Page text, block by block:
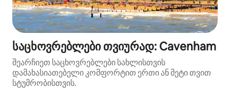
საცხოვრებლები თვიურად: Cavenham
შეარჩიეთ საცხოვრებლები სახლისთვის
დამახასიათებელი კომფორტით ერთი ან მეტი თვით
სტუმრობისთვის.